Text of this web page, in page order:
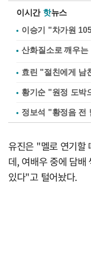
이시간 핫뉴스
이승기 "차가원
효린 "절친에게 남
황기순 "원정 도박
정보석 "황정음 전
유진은 "멜로 연기할
데, 여배우 중에 담배
있다"고 털어놨다.